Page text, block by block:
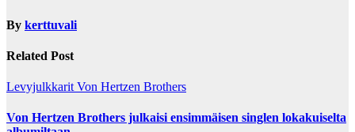
By kerttuvali
Related Post
Levyjulkkarit Von Hertzen Brothers
Von Hertzen Brothers julkaisi ensimmäisen singlen lokakuiselta